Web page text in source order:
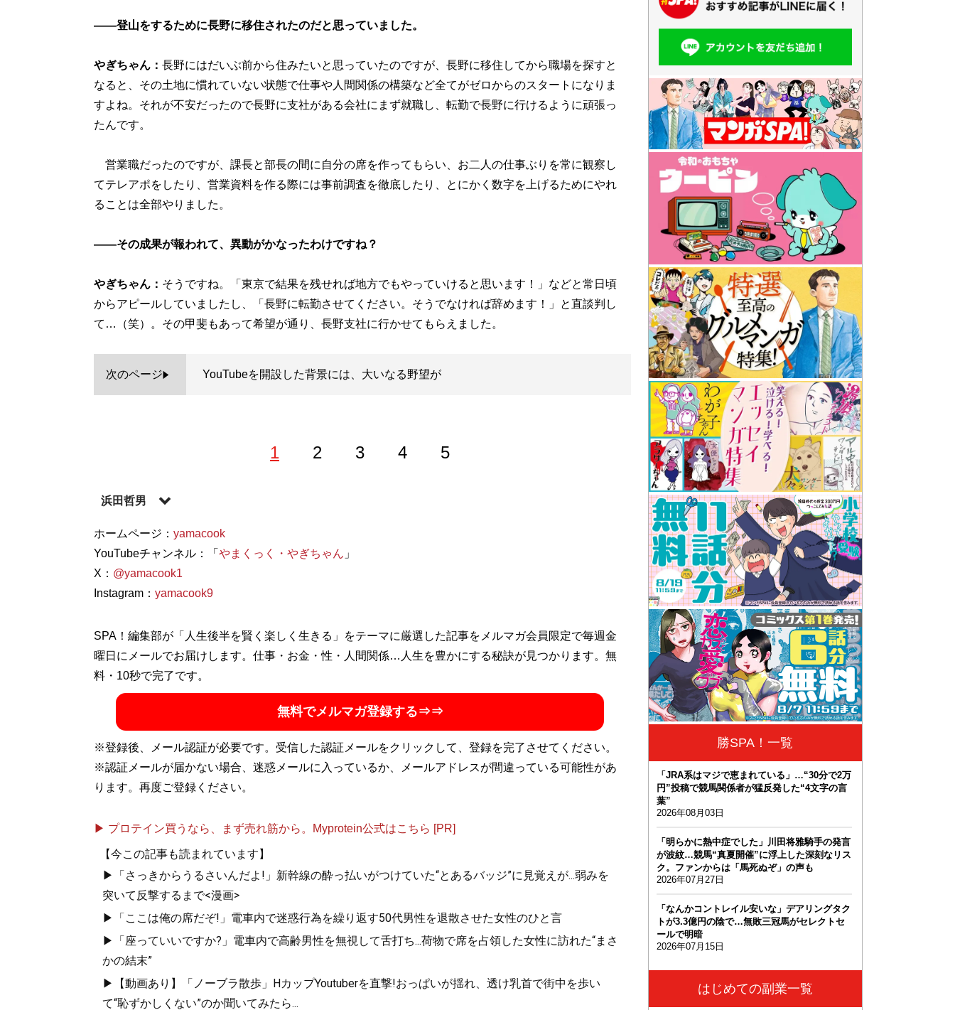
――登山をするために長野に移住されたのだと思っていました。
やぎちゃん： 長野にはだいぶ前から住みたいと思っていたのですが、長野に移住してから職場を探すと
なると、その土地に慣れていない状態で仕事や人間関係の構築など全てがゼロからのスタートになりま
すよね。それが不安だったので長野に支社がある会社にまず就職し、転勤で長野に行けるように頑張っ
たんです。
営業職だったのですが、課長と部長の間に自分の席を作ってもらい、お二人の仕事ぶりを常に観察し
てテレアポをしたり、営業資料を作る際には事前調査を徹底したり、とにかく数字を上げるためにやれ
ることは全部やりました。
――その成果が報われて、異動がかなったわけですね？
やぎちゃん： そうですね。「東京で結果を残せれば地方でもやっていけると思います！」などと常日頃
からアピールしていましたし、「長野に転勤させてください。そうでなければ辞めます！」と直談判し
て…（笑）。その甲斐もあって希望が通り、長野支社に行かせてもらえました。
次のページ YouTubeを開設した背景には、大いなる野望が
1 2 3 4 5
浜田哲男
千葉県出身。専修大学を卒業後、広告業界を経て起業。「ワールド・ベースボール・クラシック
（WBC）」の取材をはじめ、複数のスポーツ・エンタメ・ニュース系メディアで連載企画・編集・取
材・執筆に携わる。X（旧Twitter）：
記事一覧へ
ホームページ： yamacook
YouTubeチャンネル：「 やまくっく・やぎちゃん 」
X： @yamacook1
Instagram： yamacook9
SPA！編集部が「人生後半を賢く楽しく生きる」をテーマに厳選した記事をメルマガ会員限定で毎週金
曜日にメールでお届けします。仕事・お金・性・人間関係…人生を豊かにする秘訣が見つかります。無
料・10秒で完了です。
無料でメルマガ登録する⇒⇒
※登録後、メール認証が必要です。受信した認証メールをクリックして、登録を完了させてください。
※認証メールが届かない場合、迷惑メールに入っているか、メールアドレスが間違っている可能性があ
ります。再度ご登録ください。
▶ プロテイン買うなら、まず売れ筋から。Myprotein公式はこちら [PR]
【今この記事も読まれています】
▶「さっきからうるさいんだよ!」新幹線の酔っ払いがつけていた“とあるバッジ”に見覚えが...弱みを
突いて反撃するまで<漫画>
▶「ここは俺の席だぞ!」電車内で迷惑行為を繰り返す50代男性を退散させた女性のひと言
▶「座っていいですか?」電車内で高齢男性を無視して舌打ち...荷物で席を占領した女性に訪れた“まさ
かの結末”
▶【動画あり】「ノーブラ散歩」HカップYoutuberを直撃!おっぱいが揺れ、透け乳首で街中を歩い
て“恥ずかしくない”のか聞いてみたら...
勝SPA！一覧
「JRA系はマジで恵まれている」…“30分で2万
円”投稿で競馬関係者が猛反発した“4文字の言
葉”
2026年08月03日
「明らかに熱中症でした」川田将雅騎手の発言
が波紋…競馬“真夏開催”に浮上した深刻なリス
ク。ファンからは「馬死ぬぞ」の声も
2026年07月27日
「なんかコントレイル安いな」デアリングタク
トが3.3億円の陰で…無敗三冠馬がセレクトセ
ールで明暗
2026年07月15日
はじめての副業一覧